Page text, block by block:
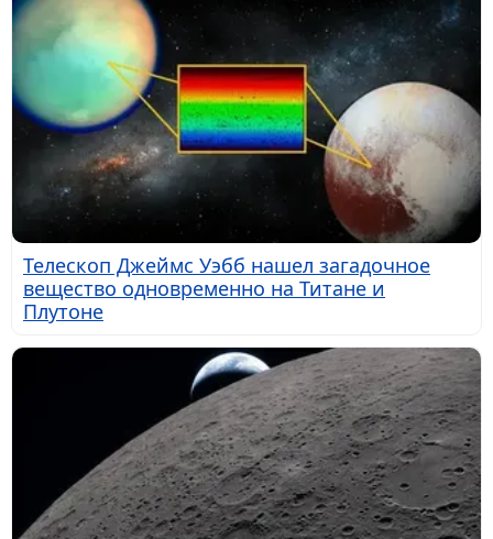
Телескоп Джеймс Уэбб нашел загадочное
вещество одновременно на Титане и
Плутоне